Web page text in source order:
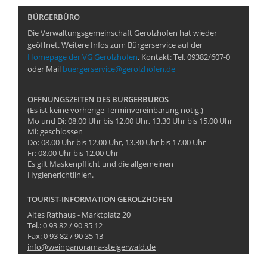
BÜRGERBÜRO
Die Verwaltungsgemeinschaft Gerolzhofen hat wieder
geöffnet. Weitere Infos zum Bürgerservice auf der
Homepage der VG Gerolzhofen. Kontakt: Tel. 09382/607-0
oder Mail buergerservice@gerolzhofen.de
ÖFFNUNGSZEITEN DES BÜRGERBÜROS
(Es ist keine vorherige Terminvereinbarung nötig.)
Mo und Di: 08.00 Uhr bis 12.00 Uhr, 13.30 Uhr bis 15.00 Uhr
Mi: geschlossen
Do: 08.00 Uhr bis 12.00 Uhr, 13.30 Uhr bis 17.00 Uhr
Fr: 08.00 Uhr bis 12.00 Uhr
Es gilt Maskenpflicht und die allgemeinen
Hygienerichtlinien.
TOURIST-INFORMATION GEROLZHOFEN
Altes Rathaus - Marktplatz 20
Tel.:0 93 82 / 90 35 12
Fax: 0 93 82 / 90 35 13
info@weinpanorama-steigerwald.de